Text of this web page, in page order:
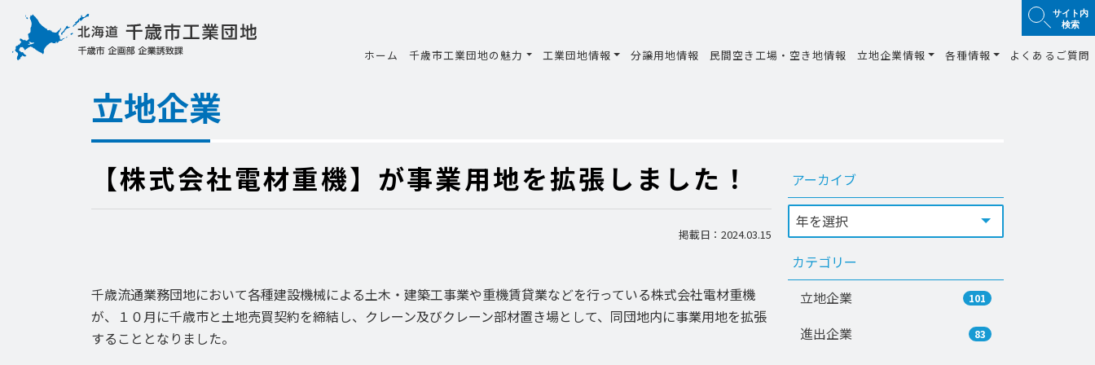
サイト内
検索
ホーム 千歳市工業団地の魅力 工業団地情報 分譲用地情報 民間空き工場・空き地情報 立地企業情報 各種情報 よくあるご質問
立地企業
【株式会社電材重機】が事業用地を拡張しました！
掲載日：2024.03.15
千歳流通業務団地において各種建設機械による土木・建築工事業や重機賃貸業などを行っている株式会社電材重機
が、１０月に千歳市と土地売買契約を締結し、クレーン及びクレーン部材置き場として、同団地内に事業用地を拡張
することとなりました。
アーカイブ
カテゴリー
立地企業
101
進出企業 83